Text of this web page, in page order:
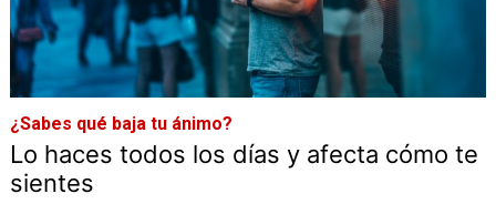
¿Sabes qué baja tu ánimo?
Lo haces todos los días y afecta cómo te
sientes